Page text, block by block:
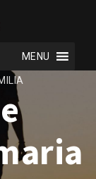
MENU